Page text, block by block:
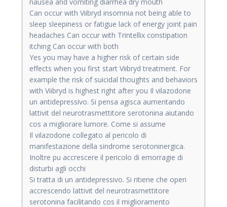
Can occur with Viibryd insomnia not being able to
sleep sleepiness or fatigue lack of energy joint pain
headaches Can occur with Trintellix constipation
itching Can occur with both
Yes you may have a higher risk of certain side
effects when you first start Viibryd treatment. For
example the risk of suicidal thoughts and behaviors
with Viibryd is highest right after you Il vilazodone
un antidepressivo. Si pensa agisca aumentando
lattivit del neurotrasmettitore serotonina aiutando
cos a migliorare lumore. Come si assume
Il vilazodone collegato al pericolo di
manifestazione della sindrome serotoninergica.
Inoltre pu accrescere il pericolo di emorragie di
disturbi agli occhi
Si tratta di un antidepressivo. Si ritiene che operi
accrescendo lattivit del neurotrasmettitore
serotonina facilitando cos il miglioramento